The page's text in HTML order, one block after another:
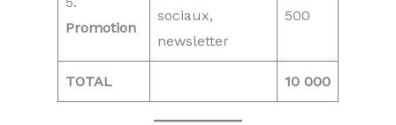
Promotion
sociaux,
newsletter
500
TOTAL 10 000